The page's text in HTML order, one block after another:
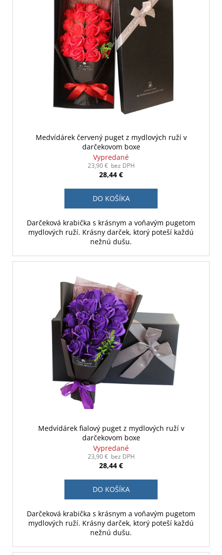
Medvídárek červený puget z mydlových ruží v
darčekovom boxe
Vypredané
23,90 € bez DPH
28,44 €
DO KOŠÍKA
Darčeková krabička s krásnym a voňavým pugetom
mydlových ruží. Krásny darček, ktorý poteší každú
nežnú dušu.
Medvídárek fialový puget z mydlových ruží v
darčekovom boxe
Vypredané
23,90 € bez DPH
28,44 €
DO KOŠÍKA
Darčeková krabička s krásnym a voňavým pugetom
mydlových ruží. Krásny darček, ktorý poteší každú
nežnú dušu.